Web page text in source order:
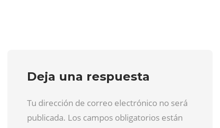
Deja una respuesta
Tu dirección de correo electrónico no será
publicada. Los campos obligatorios están